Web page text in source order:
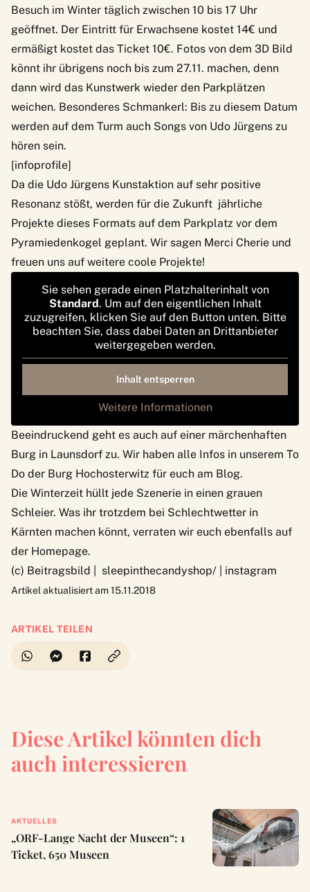
Besuch im Winter täglich zwischen 10 bis 17 Uhr
geöffnet. Der Eintritt für Erwachsene kostet 14€ und
ermäßigt kostet das Ticket 10€. Fotos von dem 3D Bild
könnt ihr übrigens noch bis zum 27.11. machen, denn
dann wird das Kunstwerk wieder den Parkplätzen
weichen. Besonderes Schmankerl: Bis zu diesem Datum
werden auf dem Turm auch Songs von Udo Jürgens zu
hören sein.
[infoprofile]
Da die Udo Jürgens Kunstaktion auf sehr positive
Resonanz stößt, werden für die Zukunft jährliche
Projekte dieses Formats auf dem Parkplatz vor dem
Pyramiedenkogel geplant. Wir sagen Merci Cherie und
freuen uns auf weitere coole Projekte!
Sie sehen gerade einen Platzhalterinhalt von
Standard. Um auf den eigentlichen Inhalt
zuzugreifen, klicken Sie auf den Button unten. Bitte
beachten Sie, dass dabei Daten an Drittanbieter
weitergegeben werden.
Inhalt entsperren
Weitere Informationen
Beeindruckend geht es auch auf einer märchenhaften
Burg in Launsdorf zu. Wir haben alle Infos in unserem To
Do der Burg Hochosterwitz für euch am Blog.
Die Winterzeit hüllt jede Szenerie in einen grauen
Schleier. Was ihr trotzdem bei Schlechtwetter in
Kärnten machen könnt, verraten wir euch ebenfalls auf
der Homepage.
(c) Beitragsbild | sleepinthecandyshop/ | instagram
Artikel aktualisiert am 15.11.2018
ARTIKEL TEILEN
Diese Artikel könnten dich
auch interessieren
AKTUELLES
„ORF-Lange Nacht der Museen“: 1
Ticket, 650 Museen